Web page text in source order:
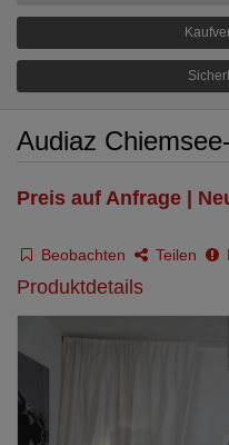
Audiaz
Preis auf Anfrage |
Beobachten Teilen
Produktdetails